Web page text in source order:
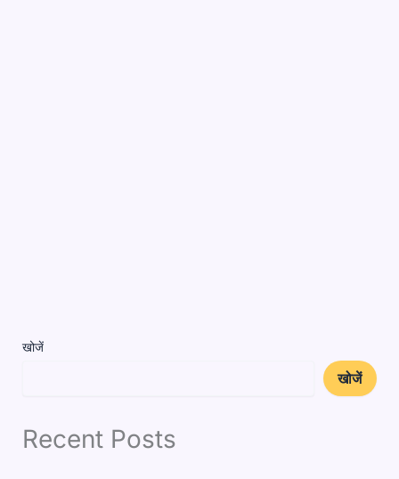
खोजें
खोजें
Recent Posts